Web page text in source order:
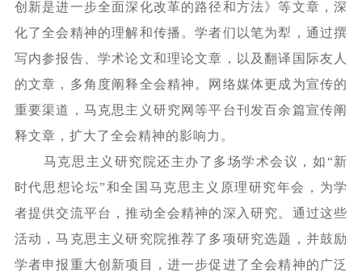
创新是进一步全面深化改革的路径和方法》等文章，深
化了全会精神的理解和传播。学者们以笔为犁，通过撰
写内参报告、学术论文和理论文章，以及翻译国际友人
的文章，多角度阐释全会精神。网络媒体更成为宣传的
重要渠道，马克思主义研究网等平台刊发百余篇宣传阐
释文章，扩大了全会精神的影响力。
马克思主义研究院还主办了多场学术会议，如“新
时代思想论坛”和全国马克思主义原理研究年会，为学
者提供交流平台，推动全会精神的深入研究。通过这些
活动，马克思主义研究院推荐了多项研究选题，并鼓励
学者申报重大创新项目，进一步促进了全会精神的广泛